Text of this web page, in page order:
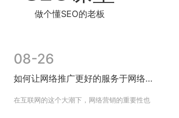
做个懂SEO的老板
08-26
如何让网络推广更好的服务于网络营销
在互联网的这个大潮下，网络营销的重要性也